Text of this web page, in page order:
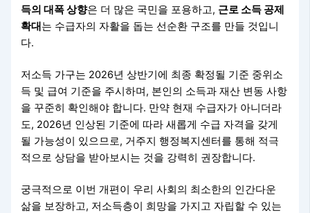
득의 대폭 상향은 더 많은 국민을 포용하고, 근로 소득 공제
확대는 수급자의 자활을 돕는 선순환 구조를 만들 것입니
다.
저소득 가구는 2026년 상반기에 최종 확정될 기준 중위소
득 및 급여 기준을 주시하며, 본인의 소득과 재산 변동 사항
을 꾸준히 확인해야 합니다. 만약 현재 수급자가 아니더라
도, 2026년 인상된 기준에 따라 새롭게 수급 자격을 갖게
될 가능성이 있으므로, 거주지 행정복지센터를 통해 적극
적으로 상담을 받아보시는 것을 강력히 권장합니다.
궁극적으로 이번 개편이 우리 사회의 최소한의 인간다운
삶을 보장하고, 저소득층이 희망을 가지고 자립할 수 있는